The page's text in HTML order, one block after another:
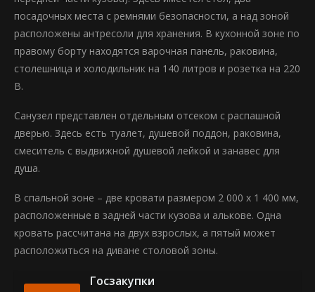
посадочных места с ремнями безопасности, а над зоной
расположены антресоли для хранения. В кухонной зоне по
правому борту находятся варочная панель, раковина,
столешница и холодильник на 140 литров и розетка на 220
В.
Санузел представлен отдельным отсеком с распашной
дверью. Здесь есть туалет, душевой поддон, раковина,
смеситель с выдвижной душевой лейкой и занавес для
душа.
В спальной зоне – две кровати размером 2 000 х 1 400 мм,
расположенные в задней части кузова и алькове. Одна
кровать рассчитана на двух взрослых, а пятый может
расположиться на диване столовой зоны.
Госзакупки